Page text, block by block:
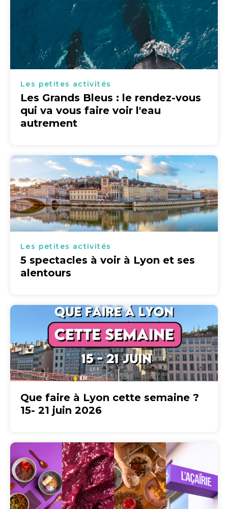
Les petites activités
Les Grands Bleus : le rendez-vous
qui va vous faire voir l'eau
autrement
Les petites activités
5 spectacles à voir à Lyon et ses
alentours
Que faire à Lyon cette semaine ?
15- 21 juin 2026